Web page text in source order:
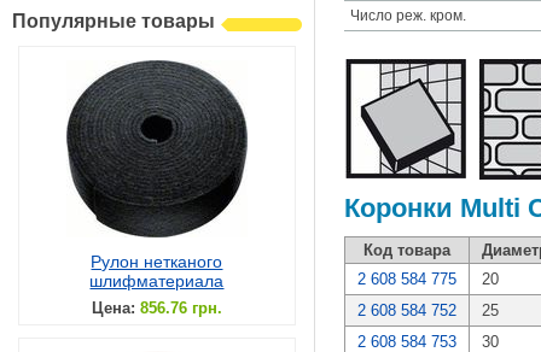
Популярные товары
Рулон нетканого
шлифматериала
Цена: 856.76 грн.
Число реж. кром.
Коронки Multi
Код товара
2 608 584 775
20
2 608 584 752
25
2 608 584 753
30